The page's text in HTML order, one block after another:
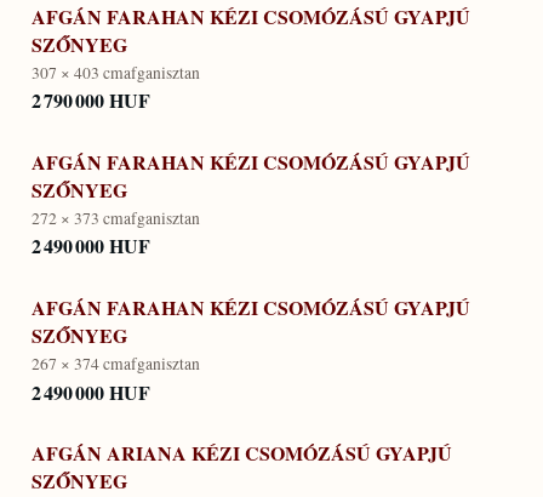
AFGÁN FARAHAN KÉZI CSOMÓZÁSÚ GYAPJÚ
SZŐNYEG
307 × 403 cmafganisztan
2 790 000 HUF
AFGÁN FARAHAN KÉZI CSOMÓZÁSÚ GYAPJÚ
SZŐNYEG
272 × 373 cmafganisztan
2 490 000 HUF
AFGÁN FARAHAN KÉZI CSOMÓZÁSÚ GYAPJÚ
SZŐNYEG
267 × 374 cmafganisztan
2 490 000 HUF
AFGÁN ARIANA KÉZI CSOMÓZÁSÚ GYAPJÚ
SZŐNYEG